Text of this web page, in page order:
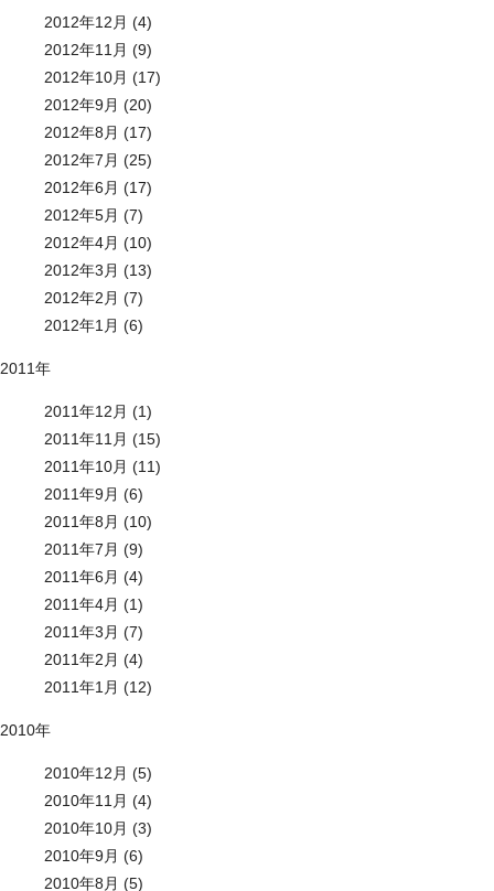
2012年12月 (4)
2012年11月 (9)
2012年10月 (17)
2012年9月 (20)
2012年8月 (17)
2012年7月 (25)
2012年6月 (17)
2012年5月 (7)
2012年4月 (10)
2012年3月 (13)
2012年2月 (7)
2012年1月 (6)
2011年
2011年12月 (1)
2011年11月 (15)
2011年10月 (11)
2011年9月 (6)
2011年8月 (10)
2011年7月 (9)
2011年6月 (4)
2011年4月 (1)
2011年3月 (7)
2011年2月 (4)
2011年1月 (12)
2010年
2010年12月 (5)
2010年11月 (4)
2010年10月 (3)
2010年9月 (6)
2010年8月 (5)